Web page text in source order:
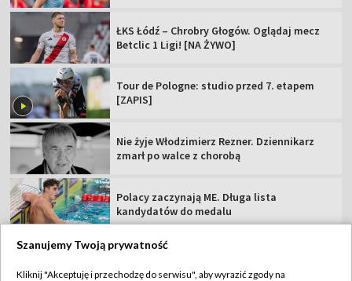
ŁKS Łódź – Chrobry Głogów. Oglądaj mecz
Betclic 1 Ligi! [NA ŻYWO]
Tour de Pologne: studio przed 7. etapem
[ZAPIS]
Nie żyje Włodzimierz Rezner. Dziennikarz
zmarł po walce z chorobą
Polacy zaczynają ME. Długa lista
kandydatów do medalu
Szanujemy Twoją prywatność
Kliknij "Akceptuję i przechodzę do serwisu", aby wyrazić zgody na